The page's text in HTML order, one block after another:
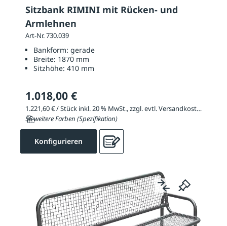
Sitzbank RIMINI mit Rücken- und
Armlehnen
Art-Nr. 730.039
Bankform: gerade
Breite: 1870 mm
Sitzhöhe: 410 mm
1.018,00 €
1.221,60 € / Stück inkl. 20 % MwSt., zzgl. evtl. Versandkosten
56 weitere Farben (Spezifikation)
Konfigurieren